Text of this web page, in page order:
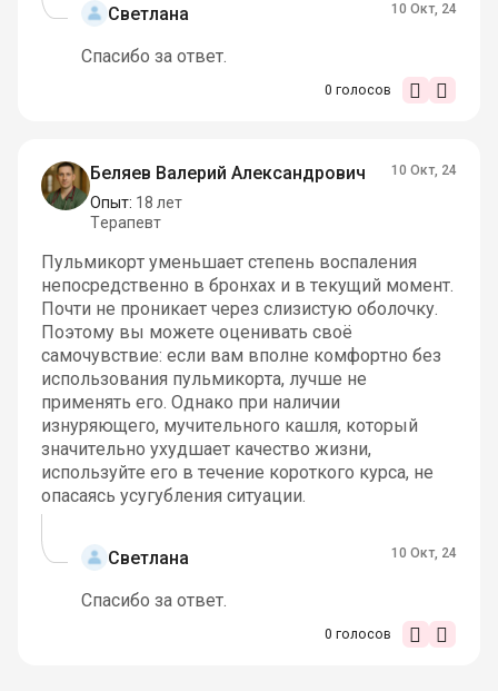
Светлана 10 Окт, 24
Спасибо за ответ.
0 голосов
Беляев Валерий Александрович
Опыт: 18 лет
Терапевт
10 Окт, 24
Пульмикорт уменьшает степень воспаления
непосредственно в бронхах и в текущий момент.
Почти не проникает через слизистую оболочку.
Поэтому вы можете оценивать своё
самочувствие: если вам вполне комфортно без
использования пульмикорта, лучше не
применять его. Однако при наличии
изнуряющего, мучительного кашля, который
значительно ухудшает качество жизни,
используйте его в течение короткого курса, не
опасаясь усугубления ситуации.
Светлана 10 Окт, 24
Спасибо за ответ.
0 голосов